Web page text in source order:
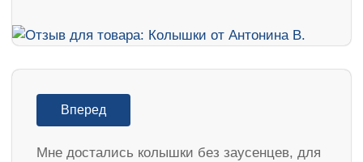
Вперед
Мне достались колышки без заусенцев, для